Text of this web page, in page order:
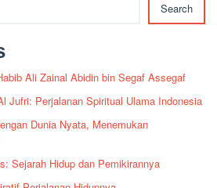
Search
Ali Zainal Abidin bin Segaf Assegaf
Jufri: Perjalanan Spiritual Ulama Indonesia
Dunia Nyata, Menemukan
Sejarah Hidup dan Pemikirannya